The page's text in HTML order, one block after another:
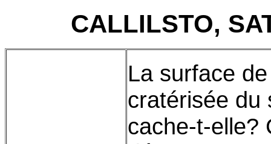
CALLILSTO,
La surface
cratérisée du
cache-t-elle?